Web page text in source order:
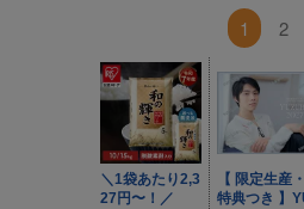
1 2